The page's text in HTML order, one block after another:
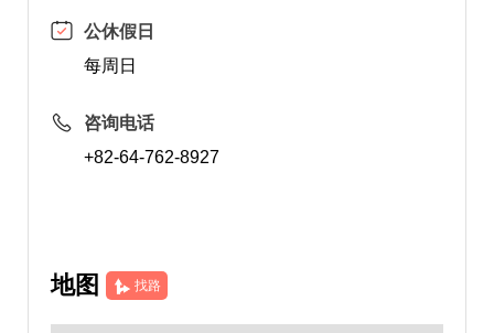
公休假日
每周日
咨询电话
+82-64-762-8927
地图 找路